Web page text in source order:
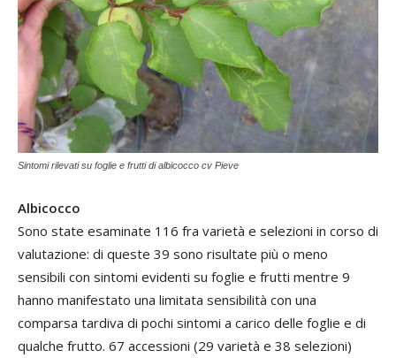
Sintomi rilevati su foglie e frutti di albicocco cv Pieve
Albicocco
Sono state esaminate 116 fra varietà e selezioni in corso di
valutazione: di queste 39 sono risultate più o meno
sensibili con sintomi evidenti su foglie e frutti mentre 9
hanno manifestato una limitata sensibilità con una
comparsa tardiva di pochi sintomi a carico delle foglie e di
qualche frutto. 67 accessioni (29 varietà e 38 selezioni)